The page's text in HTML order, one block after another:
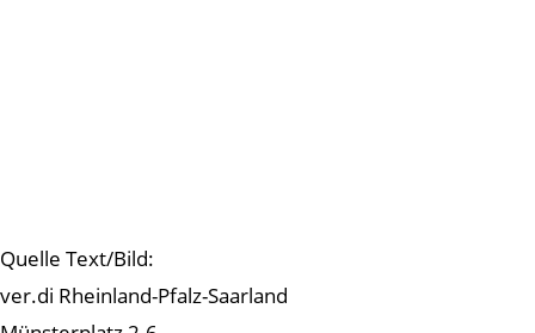
Quelle Text/Bild:
ver.di Rheinland-Pfalz-Saarland